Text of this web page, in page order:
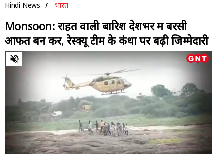
Hindi News भारत
Monsoon: राहत वाली बारिश देशभर में बरसी
आफत बन कर, रेस्क्यू टीम के कंधों पर बढ़ी जिम्मेदारी
0
of